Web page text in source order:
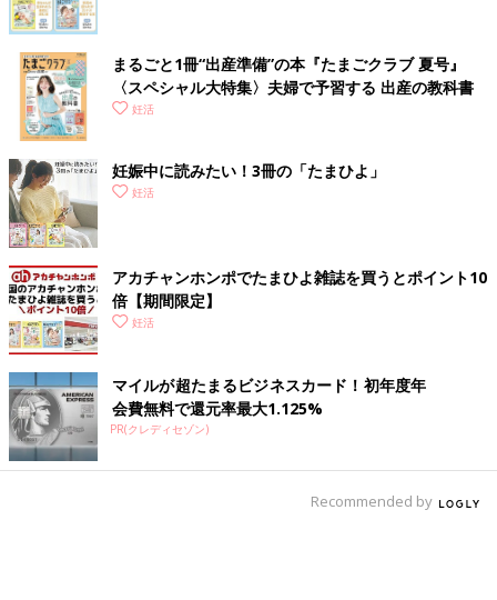
まるごと1冊“出産準備”の本『たまごクラブ 夏号』
〈スペシャル大特集〉夫婦で予習する 出産の教科書
妊活
妊娠中に読みたい！3冊の「たまひよ」
妊活
アカチャンホンポでたまひよ雑誌を買うとポイント10
倍【期間限定】
妊活
マイルが超たまるビジネスカード！初年度年
会費無料で還元率最大1.125%
PR(クレディセゾン)
Recommended by